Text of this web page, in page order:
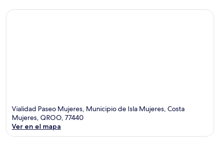
Vialidad Paseo Mujeres, Municipio de Isla Mujeres, Costa
Mujeres, QROO, 77440
Ver en el mapa